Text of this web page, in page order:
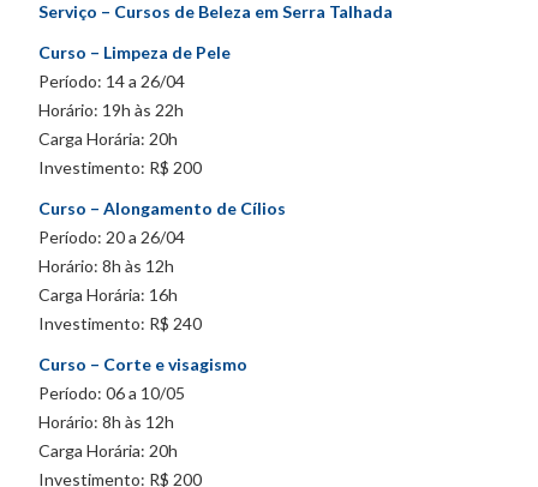
Serviço – Cursos de Beleza em Serra Talhada
Curso – Limpeza de Pele
Período: 14 a 26/04
Horário: 19h às 22h
Carga Horária: 20h
Investimento: R$ 200
Curso – Alongamento de Cílios
Período: 20 a 26/04
Horário: 8h às 12h
Carga Horária: 16h
Investimento: R$ 240
Curso – Corte e visagismo
Período: 06 a 10/05
Horário: 8h às 12h
Carga Horária: 20h
Investimento: R$ 200